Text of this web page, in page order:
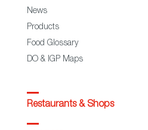
News
Products
Food Glossary
DO & IGP Maps
Restaurants & Shops